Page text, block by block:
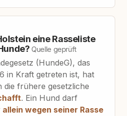
eine Rasseliste
Quelle geprüft
(HundeG), das
in Kraft getreten ist, hat
die frühere gesetzliche
. Ein Hund darf
wegen seiner Rasse